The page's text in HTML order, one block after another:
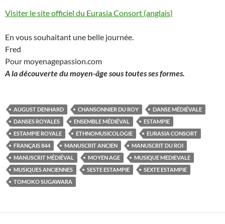
Visiter le site officiel du Eurasia Consort (anglais)
En vous souhaitant une belle journée.
Fred
Pour moyenagepassion.com
A la découverte du moyen-âge sous toutes ses formes.
AUGUST DENHARD CHANSONNIER DU ROY
DANSE MÉDIÉVALE
DANSES ROYALES
ENSEMBLE MÉDIÉVAL
ESTAMPIE
ESTAMPIE ROYALE
ETHNOMUSICOLOGIE
EURASIA CONSORT
FRANÇAIS 844
MANUSCRIT ANCIEN
MANUSCRIT DU ROI
MANUSCRIT MÉDIÉVAL
MOYEN AGE
MUSIQUE MEDIEVALE
MUSIQUES ANCIENNES
SESTE ESTAMPIE
SEXTE ESTAMPIE
TOMOKO SUGAWARA